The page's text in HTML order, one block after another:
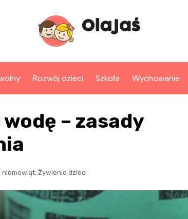
Rozwój dzieci Szkoła Wychowanie
– zasady
niemowląt, Żywienie dzieci